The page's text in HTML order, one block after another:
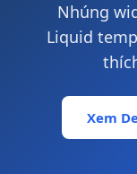
Nhúng
Liquid
Xem